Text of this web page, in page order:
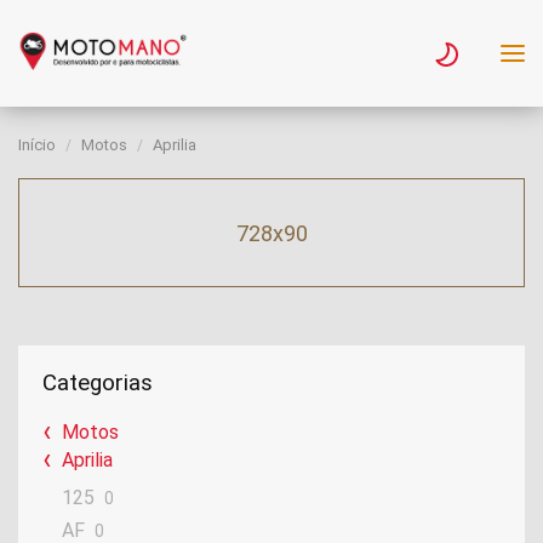
Início Motos Aprilia
728x90
Categorias
Motos
Aprilia
125
0
AF 0